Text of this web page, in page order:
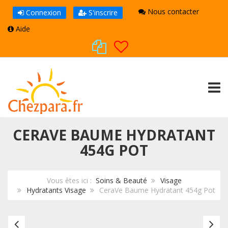
Connexion S'inscrire
Nous contacter
Aide
CERAVE BAUME HYDRATANT
454G POT
Vous êtes ici : Soins & Beauté
Visage
Hydratants Visage
CeraVe Baume Hydratant 454g Pot
CeraVe